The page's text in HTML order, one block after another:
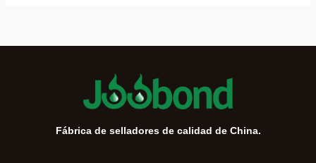
Fábrica de selladores de calidad de China.